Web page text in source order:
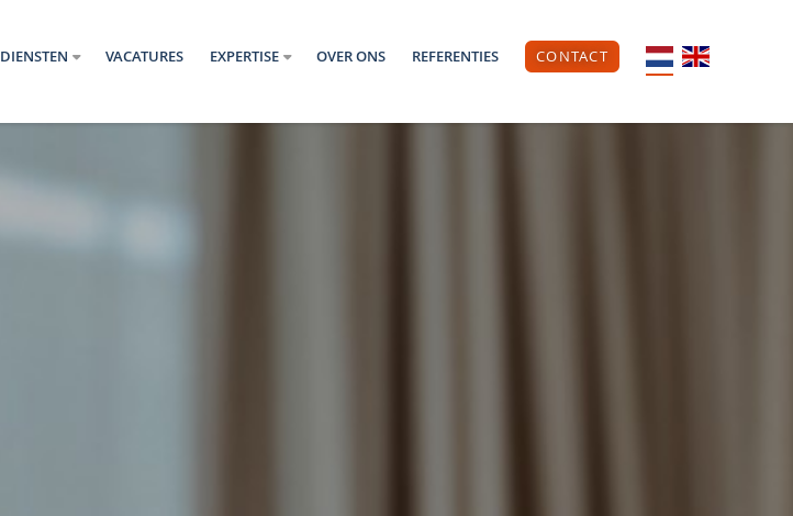
DIENSTEN VACATURES EXPERTISE OVER ONS REFERENTIES CONTACT